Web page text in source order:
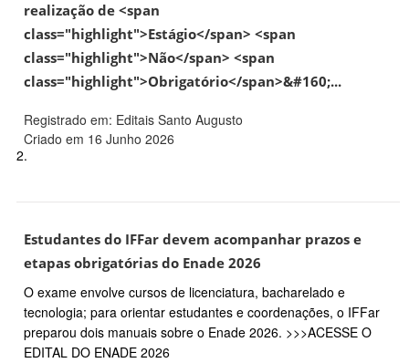
realização de <span
class="highlight">Estágio</span> <span
class="highlight">Não</span> <span
class="highlight">Obrigatório</span>&#160;...
Registrado em: Editais Santo Augusto
Criado em 16 Junho 2026
2.
Estudantes do IFFar devem acompanhar prazos e
etapas obrigatórias do Enade 2026
O exame envolve cursos de licenciatura, bacharelado e
tecnologia; para orientar estudantes e coordenações, o IFFar
preparou dois manuais sobre o Enade 2026. >>>ACESSE O
EDITAL DO ENADE 2026